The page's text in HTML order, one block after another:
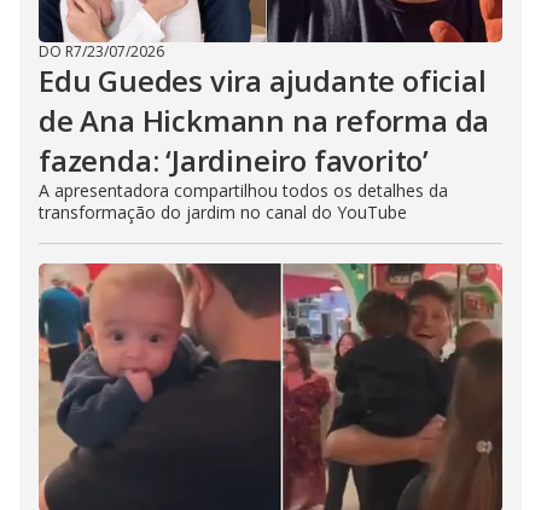
DO R7/23/07/2026
Edu Guedes vira ajudante oficial
de Ana Hickmann na reforma da
fazenda: ‘Jardineiro favorito’
A apresentadora compartilhou todos os detalhes da
transformação do jardim no canal do YouTube